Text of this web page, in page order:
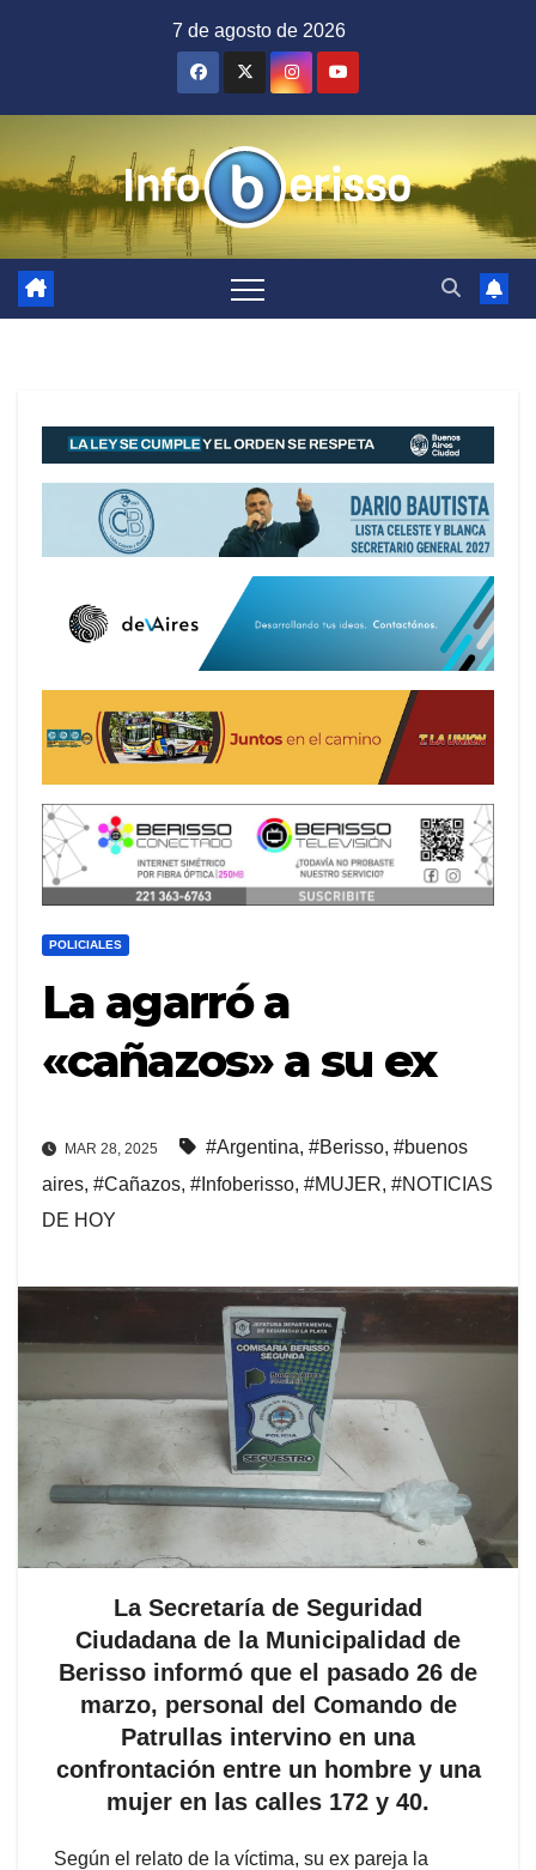
7 de agosto de 2026
POLICIALES
La agarró a
«cañazos» a su ex
MAR 28, 2025 #Argentina, #Berisso, #buenos
aires, #Cañazos, #Infoberisso, #MUJER, #NOTICIAS
DE HOY
La Secretaría de Seguridad
Ciudadana de la Municipalidad de
Berisso informó que el pasado 26 de
marzo, personal del Comando de
Patrullas intervino en una
confrontación entre un hombre y una
mujer en las calles 172 y 40.
Según el relato de la víctima, su ex pareja la